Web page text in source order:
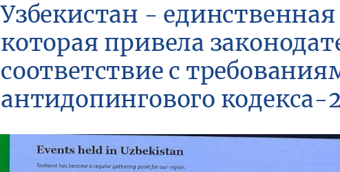
Узбекистан -
которая привела
соответствие с
антидопингового кодекса-